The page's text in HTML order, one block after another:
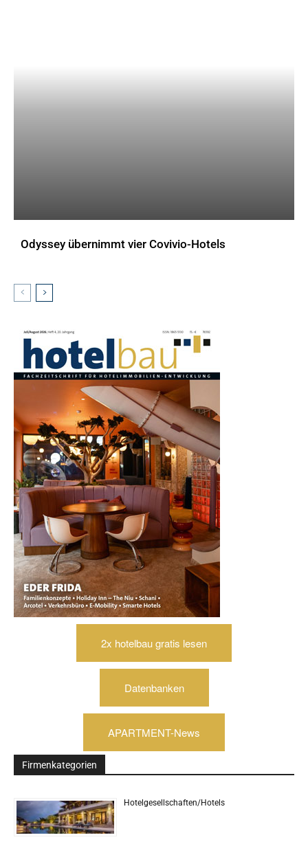
Odyssey übernimmt vier Covivio-Hotels
2x hotelbau gratis lesen
Datenbanken
APARTMENT-News
Firmenkategorien
Hotelgesellschaften/Hotels